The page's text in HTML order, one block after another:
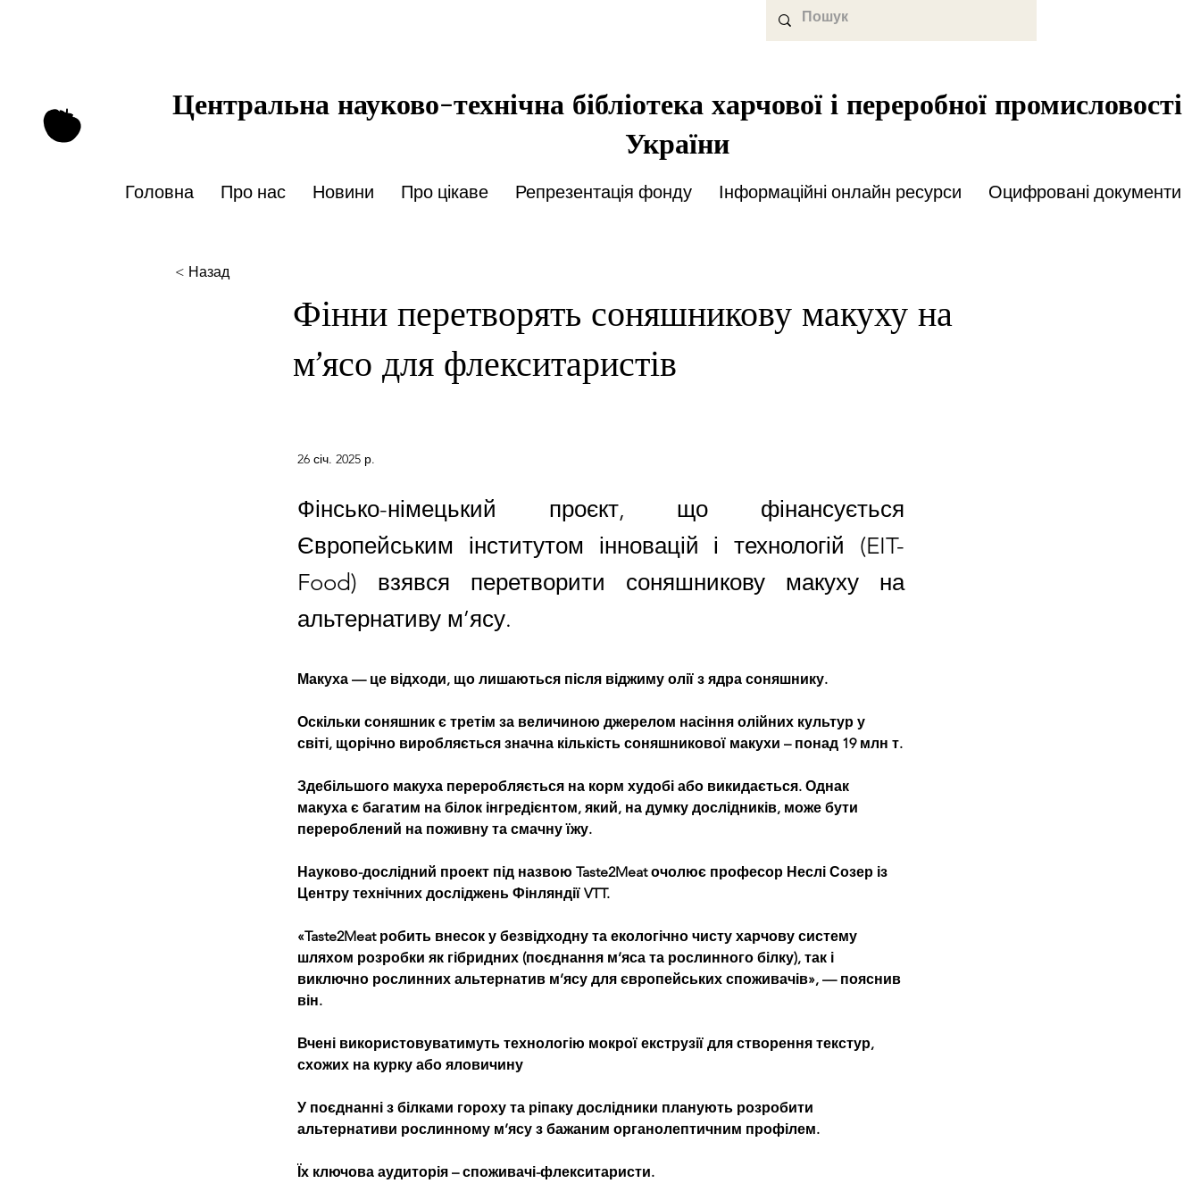
Центральна науково-технічна бібліотека харчової і переробної промисловості
України
Головна Про нас Новини Про цікаве Репрезентація фонду Інформаційні онлайн ресурси Оцифровані документи
< Назад
Фінни перетворять соняшникову макуху на
м’ясо для флекситаристів
26 січ. 2025 р.
Фінсько-німецький проєкт, що фінансується
Європейським інститутом інновацій і технологій (EIT-
Food) взявся перетворити соняшникову макуху на
альтернативу м’ясу.
Макуха — це відходи, що лишаються після віджиму олії з ядра соняшнику.
Оскільки соняшник є третім за величиною джерелом насіння олійних культур у
світі, щорічно виробляється значна кількість соняшникової макухи – понад 19 млн т.
Здебільшого макуха переробляється на корм худобі або викидається. Однак
макуха є багатим на білок інгредієнтом, який, на думку дослідників, може бути
перероблений на поживну та смачну їжу.
Науково-дослідний проект під назвою Taste2Meat очолює професор Неслі Созер із
Центру технічних досліджень Фінляндії VTT.
«Taste2Meat робить внесок у безвідходну та екологічно чисту харчову систему
шляхом розробки як гібридних (поєднання м’яса та рослинного білку), так і
виключно рослинних альтернатив м’ясу для європейських споживачів», — пояснив
він.
Вчені використовуватимуть технологію мокрої екструзії для створення текстур,
схожих на курку або яловичину
У поєднанні з білками гороху та ріпаку дослідники планують розробити
альтернативи рослинному м’ясу з бажаним органолептичним профілем.
Їх ключова аудиторія – споживачі-флекситаристи.